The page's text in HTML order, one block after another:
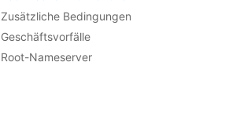
Zusätzliche Bedingungen
Geschäftsvorfälle
Root-Nameserver